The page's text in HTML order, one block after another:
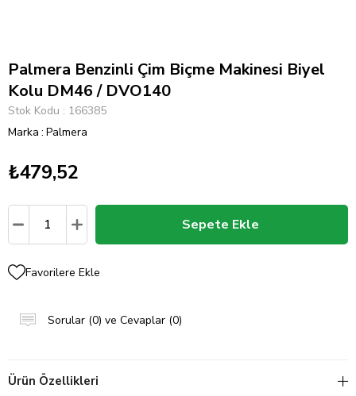
Palmera Benzinli Çim Biçme Makinesi Biyel
Kolu DM46 / DVO140
Stok Kodu
166385
Marka : Palmera
₺479,52
Favorilere Ekle
Sorular (0) ve Cevaplar (0)
Ürün Özellikleri